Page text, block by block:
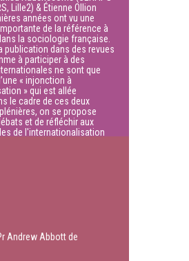
Lille2) & Étienne Ollion
années ont vu une
de la référence à
la sociologie française.
publication dans des revues
à participer à des
ne sont que
« injonction à
» qui est allée
le cadre de ces deux
on se propose
et de réfléchir aux
de l'internationalisation
traditions
Andrew Abbott de